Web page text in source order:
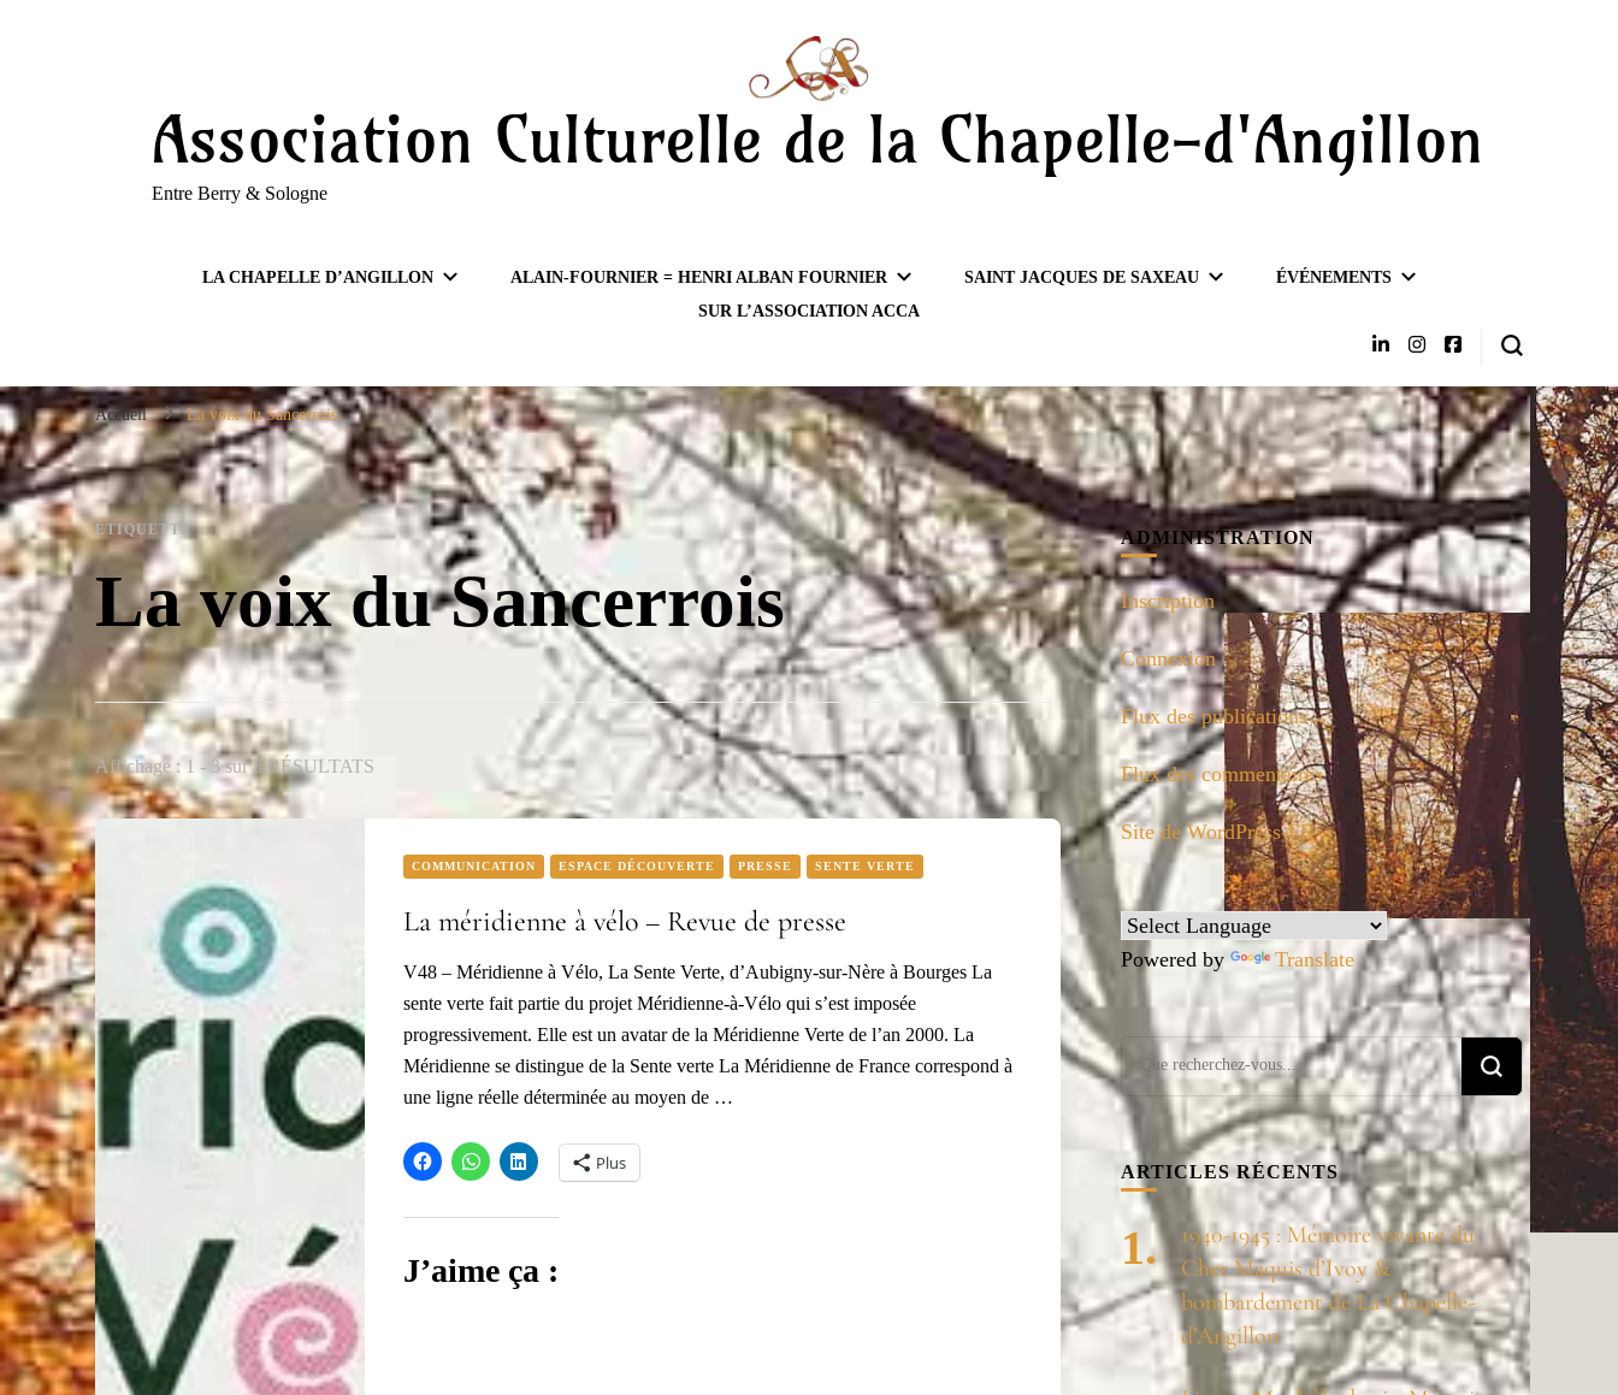
Association Culturelle de la Chapelle-d'Angillon
Entre Berry & Sologne
LA CHAPELLE D’ANGILLON ALAIN-FOURNIER = HENRI ALBAN FOURNIER SAINT JACQUES DE SAXEAU
ÉVÉNEMENTS
SUR L’ASSOCIATION ACCA
Accueil La voix du Sancerrois
ÉTIQUETTE
La voix du Sancerrois
Affichage : 1 - 3 sur 5 RÉSULTATS
COMMUNICATION ESPACE DÉCOUVERTE PRESSE SENTE VERTE
La méridienne à vélo – Revue de presse
V48 – Méridienne à Vélo, La Sente Verte, d’Aubigny-sur-Nère à Bourges La
sente verte fait partie du projet Méridienne-à-Vélo qui s’est imposée
progressivement. Elle est un avatar de la Méridienne Verte de l’an 2000. La
Méridienne se distingue de la Sente verte La Méridienne de France correspond à
une ligne réelle déterminée au moyen de …
Plus
J’aime ça :
ADMINISTRATION
Inscription
Connexion
Flux des publications
Flux des commentaires
Site de WordPress-FR
Powered by Translate
Vous
recherchiez
quelque
chose ?
ARTICLES RÉCENTS
1940-1945 : Mémoire vivante du
Cher Maquis d’Ivoy &
bombardement de La Chapelle-
d’Angillon